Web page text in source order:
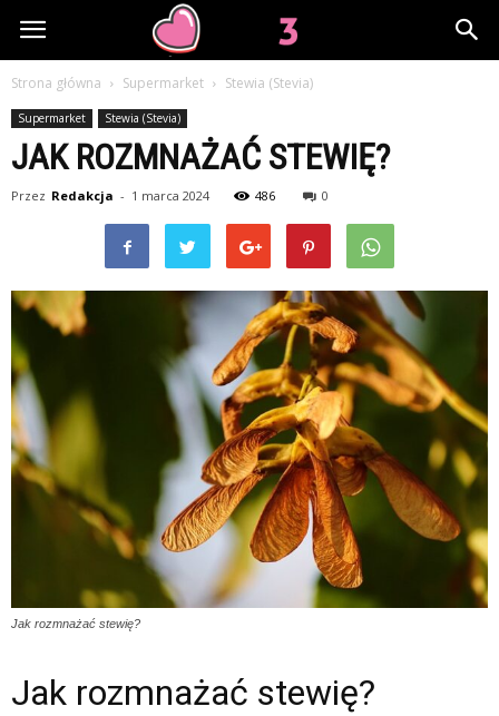
Lov3.pl
Strona główna Supermarket Stewia (Stevia)
Supermarket Stewia (Stevia)
JAK ROZMNAŻAĆ STEWIĘ?
Przez Redakcja - 1 marca 2024 486 0
Jak rozmnażać stewię?
Jak rozmnażać stewię?